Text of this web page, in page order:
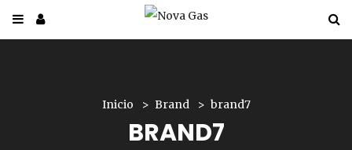
Inicio Brand brand7
BRAND7